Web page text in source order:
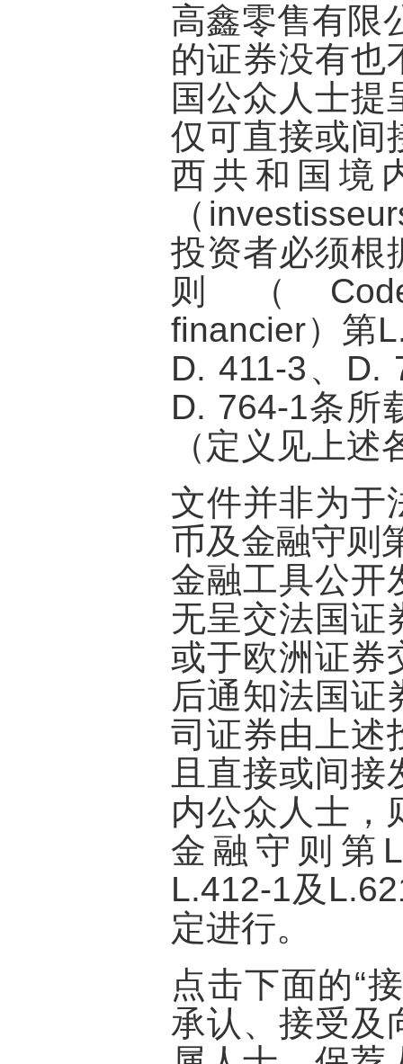
高鑫零售有限
的证券没有也
国公众人士提
仅可直接或间
西共和国境
（
投资者必须根
则（
financier）第
D. 411-3、D.
D. 764-1条所
（定义见上
文件并非为于
币及金融守则
金融工具公开
无呈交法国证
或于欧洲证券
后通知法国证
司证券由上述
且直接或间
内公众人士，
金融守则第
L.412-1及
定进行。
点击下面的“
承认、接受及